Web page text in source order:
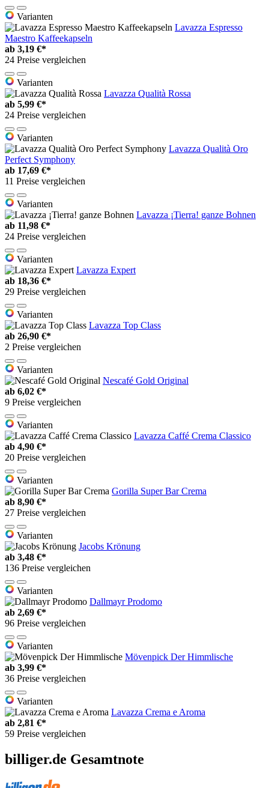
Varianten
Lavazza Espresso
Maestro Kaffeekapseln
ab 3,19 €*
24 Preise vergleichen
Varianten
Lavazza Qualità Rossa
ab 5,99 €*
24 Preise vergleichen
Varianten
Lavazza Qualità Oro
Perfect Symphony
ab 17,69 €*
11 Preise vergleichen
Varianten
Lavazza ¡Tierra! ganze Bohnen
ab 11,98 €*
24 Preise vergleichen
Varianten
Lavazza Expert
ab 18,36 €*
29 Preise vergleichen
Varianten
Lavazza Top Class
ab 26,90 €*
2 Preise vergleichen
Varianten
Nescafé Gold Original
ab 6,02 €*
9 Preise vergleichen
Varianten
Lavazza Caffé Crema Classico
ab 4,90 €*
20 Preise vergleichen
Varianten
Gorilla Super Bar Crema
ab 8,90 €*
27 Preise vergleichen
Varianten
Jacobs Krönung
ab 3,48 €*
136 Preise vergleichen
Varianten
Dallmayr Prodomo
ab 2,69 €*
96 Preise vergleichen
Varianten
Mövenpick Der Himmlische
ab 3,99 €*
36 Preise vergleichen
Varianten
Lavazza Crema e Aroma
ab 2,81 €*
59 Preise vergleichen
billiger.de Gesamtnote